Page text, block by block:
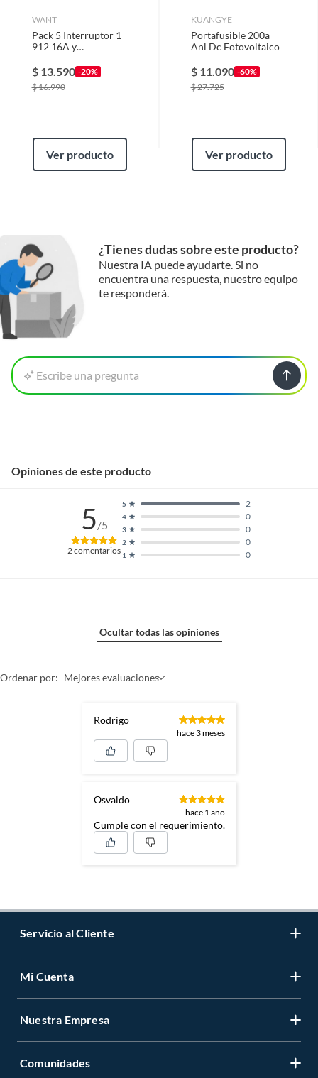
WANT
Pack 5 Interruptor 1
912 16A y
- Gris Blanco
$ 13.590 -20%
$16.990
Ver producto
KUANGYE
Portafusible 200a
Anl Dc Fotovoltaico
$ 11.090 -60%
$27.725
Ver producto
¿Tienes dudas sobre este producto?
Nuestra IA puede ayudarte. Si no
encuentra una respuesta, nuestro equipo
te responderá.
Escribe una pregunta
Opiniones de este producto
5/5
2comentarios 1 0
2 0
3 0
4 0
5 2
Ocultar todas las opiniones
Ordenar por: Mejores evaluaciones
Rodrigo
hace 3 meses
Osvaldo
hace 1 año
Cumple con el requerimiento.
Servicio al Cliente
Contáctanos
Tiendas y horarios
Mi Cuenta
Registrate
Nuestra Empresa
Sobre Nosotros
Comunidades